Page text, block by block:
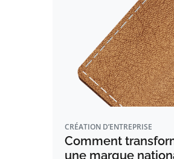
CRÉATION D’ENTREPRISE
Comment
une marque